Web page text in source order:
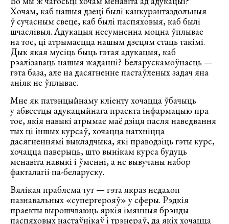
Хочам, каб нашыя дзеці былі канкурэнтаздольныя
ў сучасным свеце, каб былі паспяховыя, каб былі
шчаслівыя. Адукацыя несумненна моцна ўплывае
на тое, ці атрымаецца нашым дзецям стаць такімі.
Дык якая мусіць быць гэтая адукацыя, каб
рэалізаваць нашыя жаданні? Беларускамоўнасць —
гэта база, але на дасягненне пастаўленых задач яна
аніяк не ўплывае.
Мне як патэнцыйнаму кліенту хочацца ўбачыць
у абвестцы адукацыйнага праекта інфармацыю пра
тое, якія навыкі атрымае маё дзіця пасля наведвання
тых ці іншых курсаў, хочацца натхніцца
дасягненнямі выкладчыка, які праводзіць гэты курс,
хочацца паверыць, што вынікам курса будуць
менавіта навыкі і ўменні, а не вывучаны набор
факталагіі па-беларуску.
Вялікая праблема тут — гэта якраз недахоп
пазнавальных «супергерояў» у сферы. Рэдкія
праекты вырошчваюць яркія імянныя брэнды
паспяховых настаўнікаў і трэнераў, да якіх хочацца